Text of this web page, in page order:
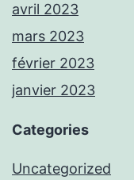
avril 2023
mars 2023
février 2023
janvier 2023
Categories
Uncategorized